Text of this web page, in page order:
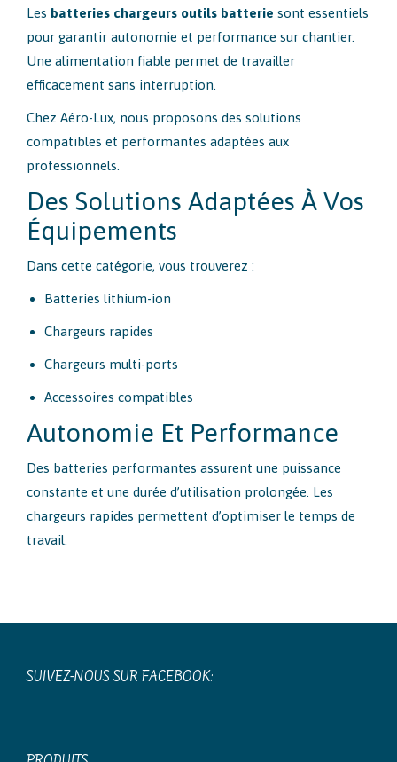
175,33 €.90,75 €.
Les batteries chargeurs outils batterie sont essentiels
pour garantir autonomie et performance sur chantier.
Une alimentation fiable permet de travailler
efficacement sans interruption.
Chez Aéro-Lux, nous proposons des solutions
compatibles et performantes adaptées aux
professionnels.
Des Solutions Adaptées À Vos
Équipements
Dans cette catégorie, vous trouverez :
Batteries lithium-ion
Chargeurs rapides
Chargeurs multi-ports
Accessoires compatibles
Autonomie Et Performance
Des batteries performantes assurent une puissance
constante et une durée d’utilisation prolongée. Les
chargeurs rapides permettent d’optimiser le temps de
travail.
SUIVEZ-NOUS SUR FACEBOOK: